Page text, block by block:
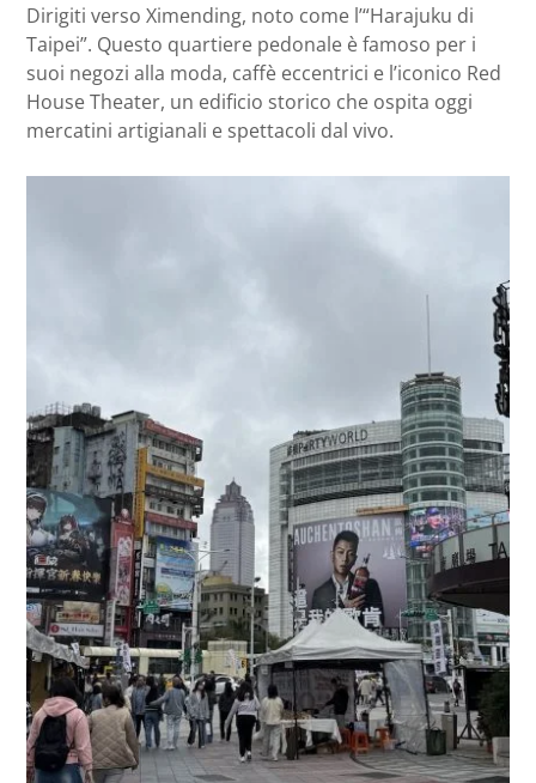
Dirigiti verso Ximending, noto come l’“Harajuku di
Taipei”. Questo quartiere pedonale è famoso per i
suoi negozi alla moda, caffè eccentrici e l’iconico Red
House Theater, un edificio storico che ospita oggi
mercatini artigianali e spettacoli dal vivo.